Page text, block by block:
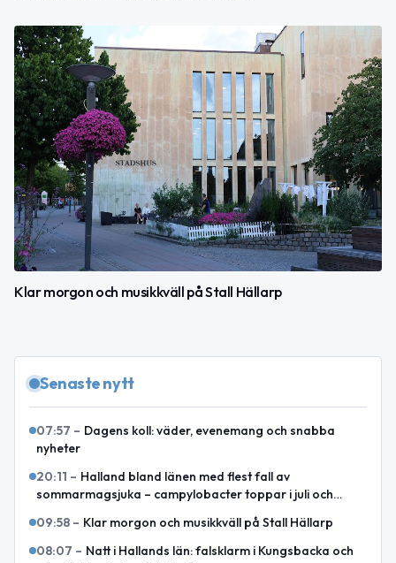
Klar morgon och musikkväll på Stall Hällarp
Senaste nytt
07:57 – Dagens koll: väder, evenemang och snabba
nyheter
20:11 – Halland bland länen med flest fall av
sommarmagsjuka – campylobacter toppar i juli och
09:58 – Klar morgon och musikkväll på Stall Hällarp
08:07 – Natt i Hallands län: falsklarm i Kungsbacka och